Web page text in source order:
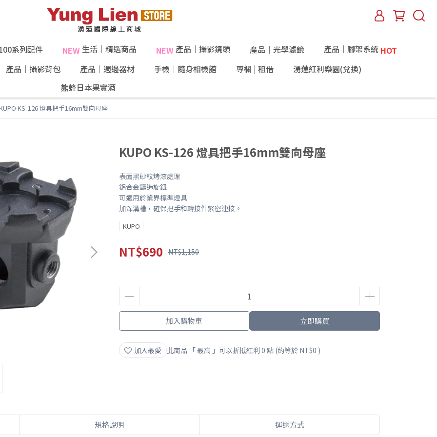
系列配件 NEW生活｜精選商品 NEW產品｜攝影鏡頭 產品｜光學濾鏡 產品｜腳架系統HOT
產品｜攝影背包
產品｜週邊器材 手機｜隨身相機館 專欄 | 租借
湧蓮紅利樂園(兌換)
熊蜂日本果實酒
KS-126 燈具把手16mm雙向母座
KUPO KS-126 燈具把手16mm雙向母座
表面黑砂紋烤漆處理
鋁合金鑄造旋鈕
可適用於業界標準燈具
加深溝槽，確保把手和轉接件緊密連接。
KUPO
NT$690 NT$1,150
加入購物車 立即購買
加入最愛 此商品 「 最高 」可以折抵紅利 0 點 (約等於 NT$0 )
規格說明 運送方式